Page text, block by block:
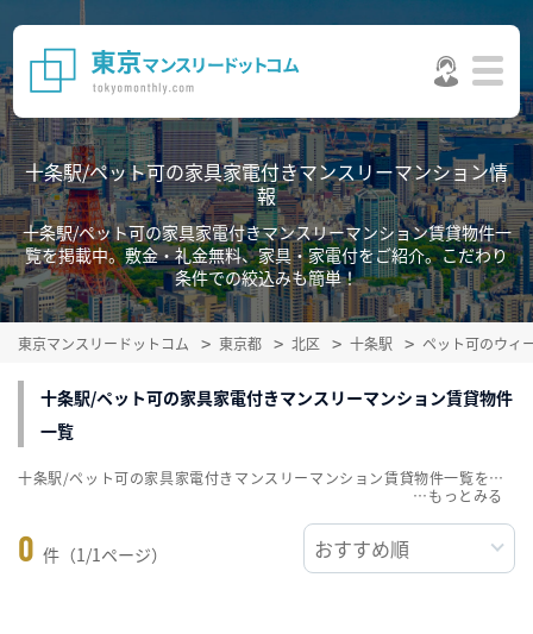
十条駅/ペット可の家具家電付きマンスリーマンション情
報
十条駅/ペット可の家具家電付きマンスリーマンション賃貸物件一
覧を掲載中。敷金・礼金無料、家具・家電付をご紹介。こだわり
条件での絞込みも簡単！
東京マンスリードットコム 東京都 北区 十条駅 ペット可のウィ
十条駅/ペット可の家具家電付きマンスリーマンション賃貸物件
一覧
0 件（1/1ページ）
十条駅/ペット可の家具家電付きマンスリーマンション賃貸物件一覧を掲載中。敷金・礼金無料、家具・家電付をご紹介。こだわり条件での絞込みも簡単！
…